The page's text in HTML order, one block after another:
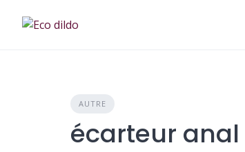
AUTRE
écarteur anal